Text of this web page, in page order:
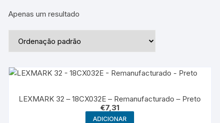
Apenas um resultado
LEXMARK 32 – 18CX032E – Remanufacturado – Preto
€7,31
ADICIONAR